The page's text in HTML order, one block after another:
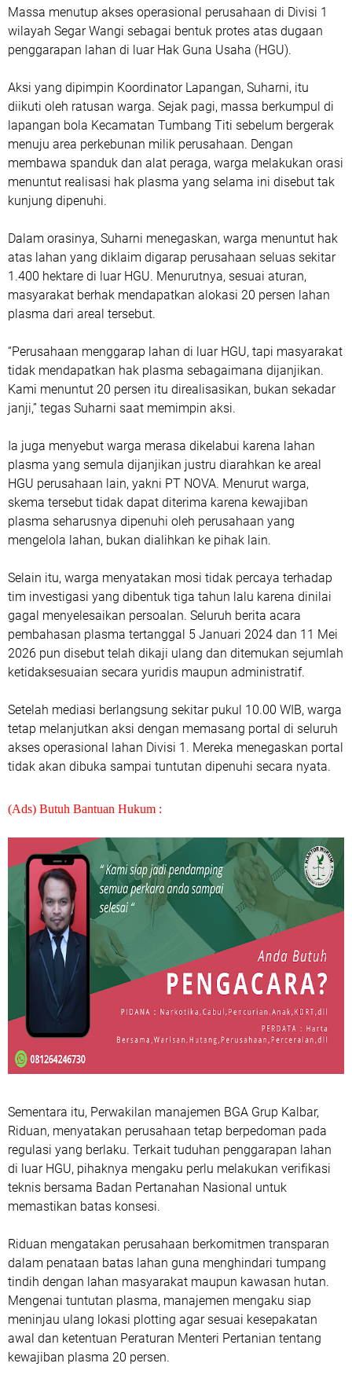
Massa menutup akses operasional perusahaan di Divisi 1
wilayah Segar Wangi sebagai bentuk protes atas dugaan
penggarapan lahan di luar Hak Guna Usaha (HGU).
Aksi yang dipimpin Koordinator Lapangan, Suharni, itu
diikuti oleh ratusan warga. Sejak pagi, massa berkumpul di
lapangan bola Kecamatan Tumbang Titi sebelum bergerak
menuju area perkebunan milik perusahaan. Dengan
membawa spanduk dan alat peraga, warga melakukan orasi
menuntut realisasi hak plasma yang selama ini disebut tak
kunjung dipenuhi.
Dalam orasinya, Suharni menegaskan, warga menuntut hak
atas lahan yang diklaim digarap perusahaan seluas sekitar
1.400 hektare di luar HGU. Menurutnya, sesuai aturan,
masyarakat berhak mendapatkan alokasi 20 persen lahan
plasma dari areal tersebut.
“Perusahaan menggarap lahan di luar HGU, tapi masyarakat
tidak mendapatkan hak plasma sebagaimana dijanjikan.
Kami menuntut 20 persen itu direalisasikan, bukan sekadar
janji,” tegas Suharni saat memimpin aksi.
Ia juga menyebut warga merasa dikelabui karena lahan
plasma yang semula dijanjikan justru diarahkan ke areal
HGU perusahaan lain, yakni PT NOVA. Menurut warga,
skema tersebut tidak dapat diterima karena kewajiban
plasma seharusnya dipenuhi oleh perusahaan yang
mengelola lahan, bukan dialihkan ke pihak lain.
Selain itu, warga menyatakan mosi tidak percaya terhadap
tim investigasi yang dibentuk tiga tahun lalu karena dinilai
gagal menyelesaikan persoalan. Seluruh berita acara
pembahasan plasma tertanggal 5 Januari 2024 dan 11 Mei
2026 pun disebut telah dikaji ulang dan ditemukan sejumlah
ketidaksesuaian secara yuridis maupun administratif.
Setelah mediasi berlangsung sekitar pukul 10.00 WIB, warga
tetap melanjutkan aksi dengan memasang portal di seluruh
akses operasional lahan Divisi 1. Mereka menegaskan portal
tidak akan dibuka sampai tuntutan dipenuhi secara nyata.
(Ads) Butuh Bantuan Hukum :
Sementara itu, Perwakilan manajemen BGA Grup Kalbar,
Riduan, menyatakan perusahaan tetap berpedoman pada
regulasi yang berlaku. Terkait tuduhan penggarapan lahan
di luar HGU, pihaknya mengaku perlu melakukan verifikasi
teknis bersama Badan Pertanahan Nasional untuk
memastikan batas konsesi.
Riduan mengatakan perusahaan berkomitmen transparan
dalam penataan batas lahan guna menghindari tumpang
tindih dengan lahan masyarakat maupun kawasan hutan.
Mengenai tuntutan plasma, manajemen mengaku siap
meninjau ulang lokasi plotting agar sesuai kesepakatan
awal dan ketentuan Peraturan Menteri Pertanian tentang
kewajiban plasma 20 persen.